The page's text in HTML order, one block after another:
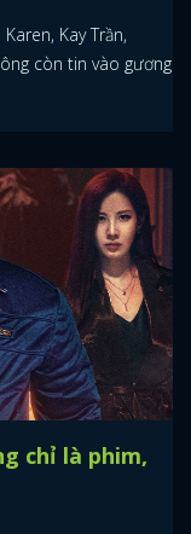
Kay Trần,
còn tin vào gương
chỉ là phim,